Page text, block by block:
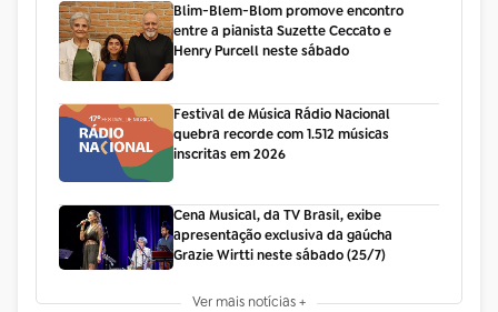
Blim-Blem-Blom promove encontro
entre a pianista Suzette Ceccato e
Henry Purcell neste sábado
Festival de Música Rádio Nacional
quebra recorde com 1.512 músicas
inscritas em 2026
Cena Musical, da TV Brasil, exibe
apresentação exclusiva da gaúcha
Grazie Wirtti neste sábado (25/7)
Ver mais notícias +